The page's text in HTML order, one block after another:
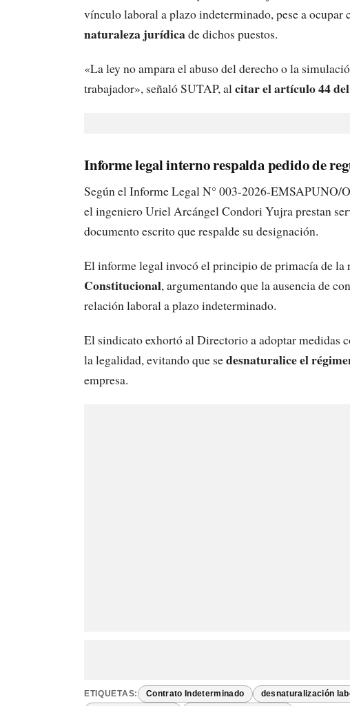
vínculo laboral a plazo indeterminado, pese a ocupar
naturaleza jurídicade dichos puestos.
«La ley no ampara el abuso del derecho o la
trabajador», señaló SUTAP, alcitar el artículo 44
Informe legal interno respalda pedido de
Según el Informe Legal N° 003-2026-EMSAPUNO/
el ingeniero Uriel Arcángel Condori Yujra prestan
documento escrito que respalde su designación.
El informe legal invocó el principio de primacía de la
Constitucional, argumentando que la ausencia de
relación laboral a plazo indeterminado.
El sindicato exhortó al Directorio a adoptar medidas
la legalidad, evitando que sedesnaturalice el
empresa.
ETIQUETAS: Contrato Indeterminado desnaturalización